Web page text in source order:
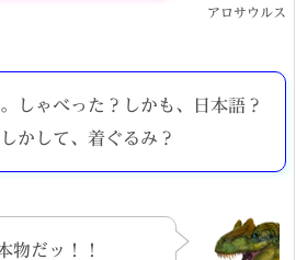
アロサウルス
しゃべった？しかも、日本語？
かして、着ぐるみ？
物だッ！！